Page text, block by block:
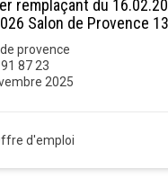
remplaçant du
Salon de Provence
provence
87 23
2025
d'emploi